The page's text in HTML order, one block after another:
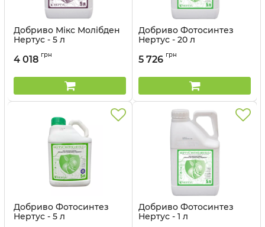
Добриво Мікс Молібден
Нертус - 5 л
4 018 грн
Добриво Фотосинтез
Нертус - 20 л
5 726 грн
Добриво Фотосинтез
Нертус - 5 л
Добриво Фотосинтез
Нертус - 1 л